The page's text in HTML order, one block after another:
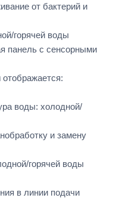
от бактерий и
горячей воды
панель с сенсорными
воды: холодной/
и замену
горячей воды
в линии подачи